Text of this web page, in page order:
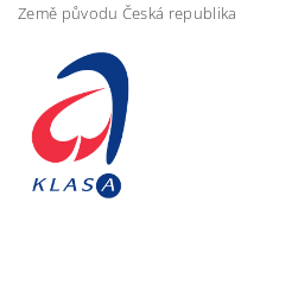
Země původu Česká republika